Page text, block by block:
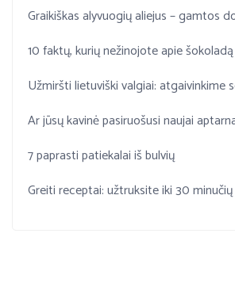
Graikiškas alyvuogių aliejus – gamtos
10 faktų, kurių nežinojote apie šokoladą
Užmiršti lietuviški valgiai: atgaivinkime
Ar jūsų kavinė pasiruošusi naujai
7 paprasti patiekalai iš bulvių
Greiti receptai: užtruksite iki 30 minučių